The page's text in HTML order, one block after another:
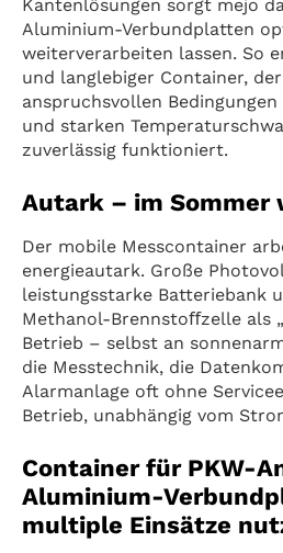
Kantenlösungen sorgt mejo
Aluminium-Verbundplatten
weiterverarbeiten lassen. So
und langlebiger Container,
anspruchsvollen
und starken
zuverlässig funktioniert.
Autark – im Sommer
Der mobile Messcontainer
energieautark. Große
leistungsstarke Batteriebank
Methanol-Brennstoﬀzelle als
Betrieb – selbst an
die Messtechnik, die
Alarmanlage oft ohne
Betrieb, unabhängig vom
Container für PKW-
Aluminium-
multiple Einsätze